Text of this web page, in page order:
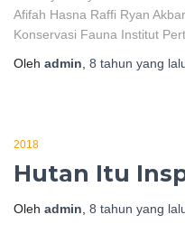
Afifah Hasna Raffi Ryan
Konservasi Fauna Institut
Oleh admin 8 tahun yang
2018
Hutan Itu
Oleh admin 8 tahun yang